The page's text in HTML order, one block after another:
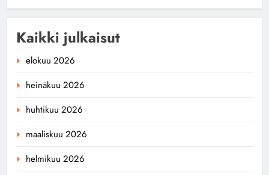
Kaikki julkaisut
elokuu 2026
heinäkuu 2026
huhtikuu 2026
maaliskuu 2026
helmikuu 2026